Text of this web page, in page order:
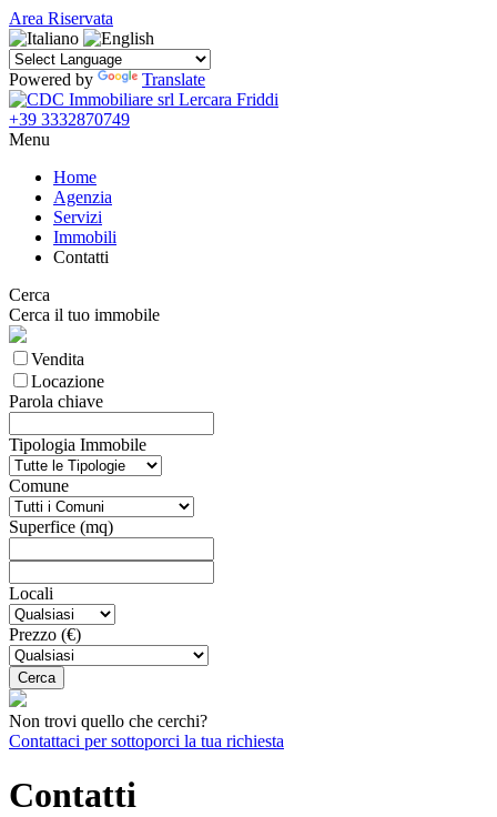
Area Riservata
Powered by Translate
+39 3332870749
Menu
Home
Agenzia
Servizi
Immobili
Contatti
Cerca
Cerca il tuo immobile
Vendita
Locazione
Parola chiave
Tipologia Immobile
Comune
Superfice (mq)
Locali
Prezzo (€)
Non trovi quello che cerchi?
Contattaci per sottoporci la tua richiesta
Contatti